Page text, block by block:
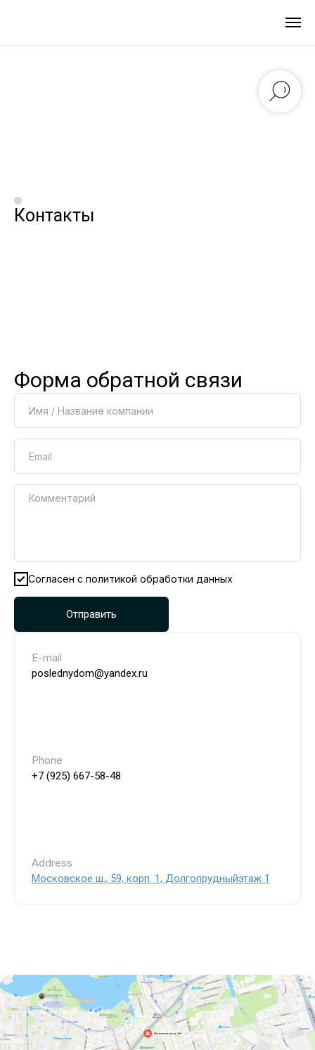
Контакты
Форма обратной связи
Согласен с политикой обработки данных
Отправить
E-mail
poslednydom@yandex.ru
Phone
+7 (925) 667-58-48
Address
Московское ш., 59, корп. 1, Долгопрудныйэтаж 1